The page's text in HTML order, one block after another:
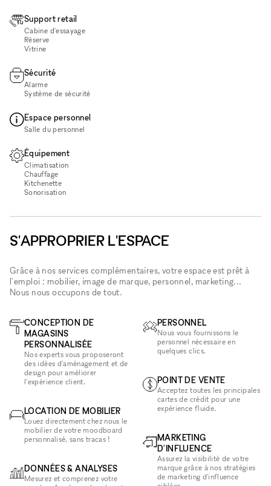
Support retail
Cabine d'essayage
Réserve
Vitrine
Sécurité
Alarme
Système de sécurité
Espace personnel
Salle du personnel
Équipement
Climatisation
Chauffage
Kitchenette
Sonorisation
S'APPROPRIER L'ESPACE
Grâce à nos services complémentaires, votre espace est prêt à
l'emploi : mobilier, image de marque, personnel, marketing...
Nous nous occupons de tout.
CONCEPTION DE
MAGASINS
PERSONNALISÉE
Nos experts vous proposeront
des idées d'aménagement et de
design pour améliorer
l'expérience client.
LOCATION DE MOBILIER
Louez directement chez nous le
mobilier de votre moodboard
personnalisé, sans tracas !
DONNÉES & ANALYSES
Mesurez et comprenez votre
PERSONNEL
Nous vous fournissons le
personnel nécessaire en
quelques clics.
POINT DE VENTE
Acceptez toutes les principales
cartes de crédit pour une
expérience fluide.
MARKETING
D'INFLUENCE
Assurez la visibilité de votre
marque grâce à nos stratégies
de marketing d'influence